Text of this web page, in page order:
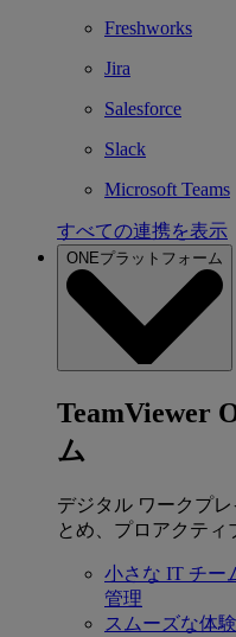
Freshworks
Jira
Salesforce
Slack
Microsoft Teams
すべての連携を表示
ONEプラットフォーム
TeamViewer
ム
デジタル ワークプ
とめ、プロアクティ
小さな IT チー
管理
スムーズな体験